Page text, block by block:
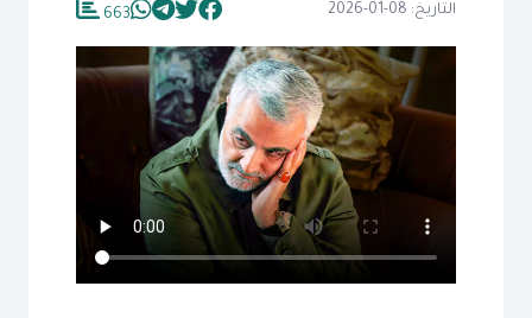
التاريخ: 08-01-2026 663